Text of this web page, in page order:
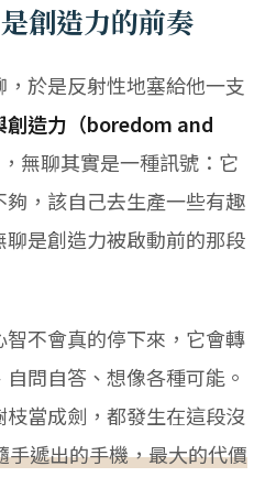
創造力的前奏
於是反射性地塞給他一支
創造力（boredom and
無聊其實是一種訊號：它
，該自己去生產一些有趣
是創造力被啟動前的那段
不會真的停下來，它會轉
問自答、想像各種可能。
當成劍，都發生在這段沒
手遞出的手機，最大的代價